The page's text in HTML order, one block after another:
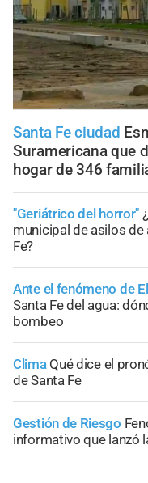
Santa Fe ciudad
Suramericana que
hogar de 346
"Geriátrico del horror"
municipal de asilos de
Fe?
Ante el fenómeno de
Santa Fe del agua:
bombeo
Clima Qué dice el
de Santa Fe
Gestión de Riesgo
informativo que lanzó